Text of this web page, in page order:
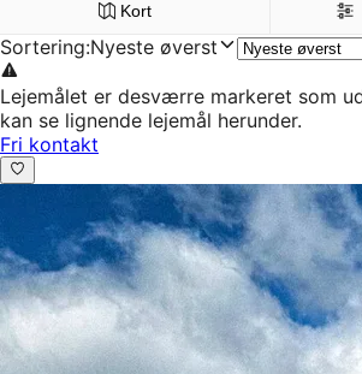
Kort
Sortering:Nyeste øverst
Lejemålet er desværre markeret som
kan se lignende lejemål herunder.
Fri kontakt